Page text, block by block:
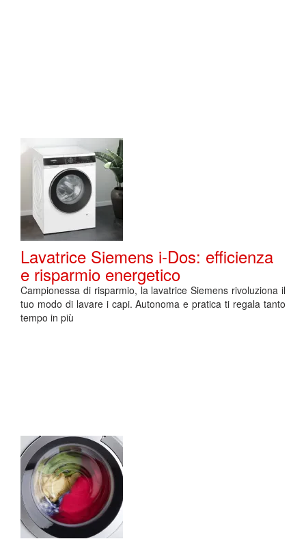
Lavatrice Siemens i-Dos: efficienza
e risparmio energetico
Campionessa di risparmio, la lavatrice Siemens rivoluziona il
tuo modo di lavare i capi. Autonoma e pratica ti regala tanto
tempo in più